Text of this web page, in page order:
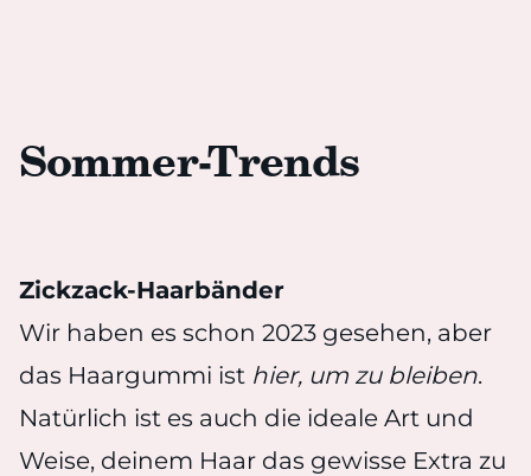
Sommer-Trends
Zickzack-Haarbänder
Wir haben es schon 2023 gesehen, aber
das Haargummi ist hier, um zu bleiben.
Natürlich ist es auch die ideale Art und
Weise, deinem Haar das gewisse Extra zu